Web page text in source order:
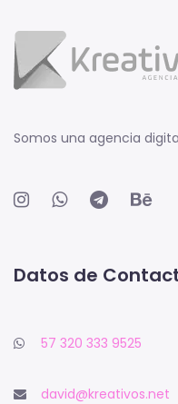
Somos una agencia
Datos de
57 320 333 9525
david@kreativos.net